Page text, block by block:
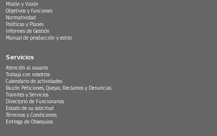
Misión y Visión
Objetivos y funciones
Normatividad
Políticas y Planes
Informes de Gestión
Manual de producción y estilo
Servicios
Atención al usuario
Trabaja con nosotros
Calendario de actividades
Buzón Peticiones, Quejas, Reclamos y Denuncias
Trámites y Servicios
Directorio de Funcionarios
Estado de su solicitud
Términos y Condiciones
Entrega de Obsequios